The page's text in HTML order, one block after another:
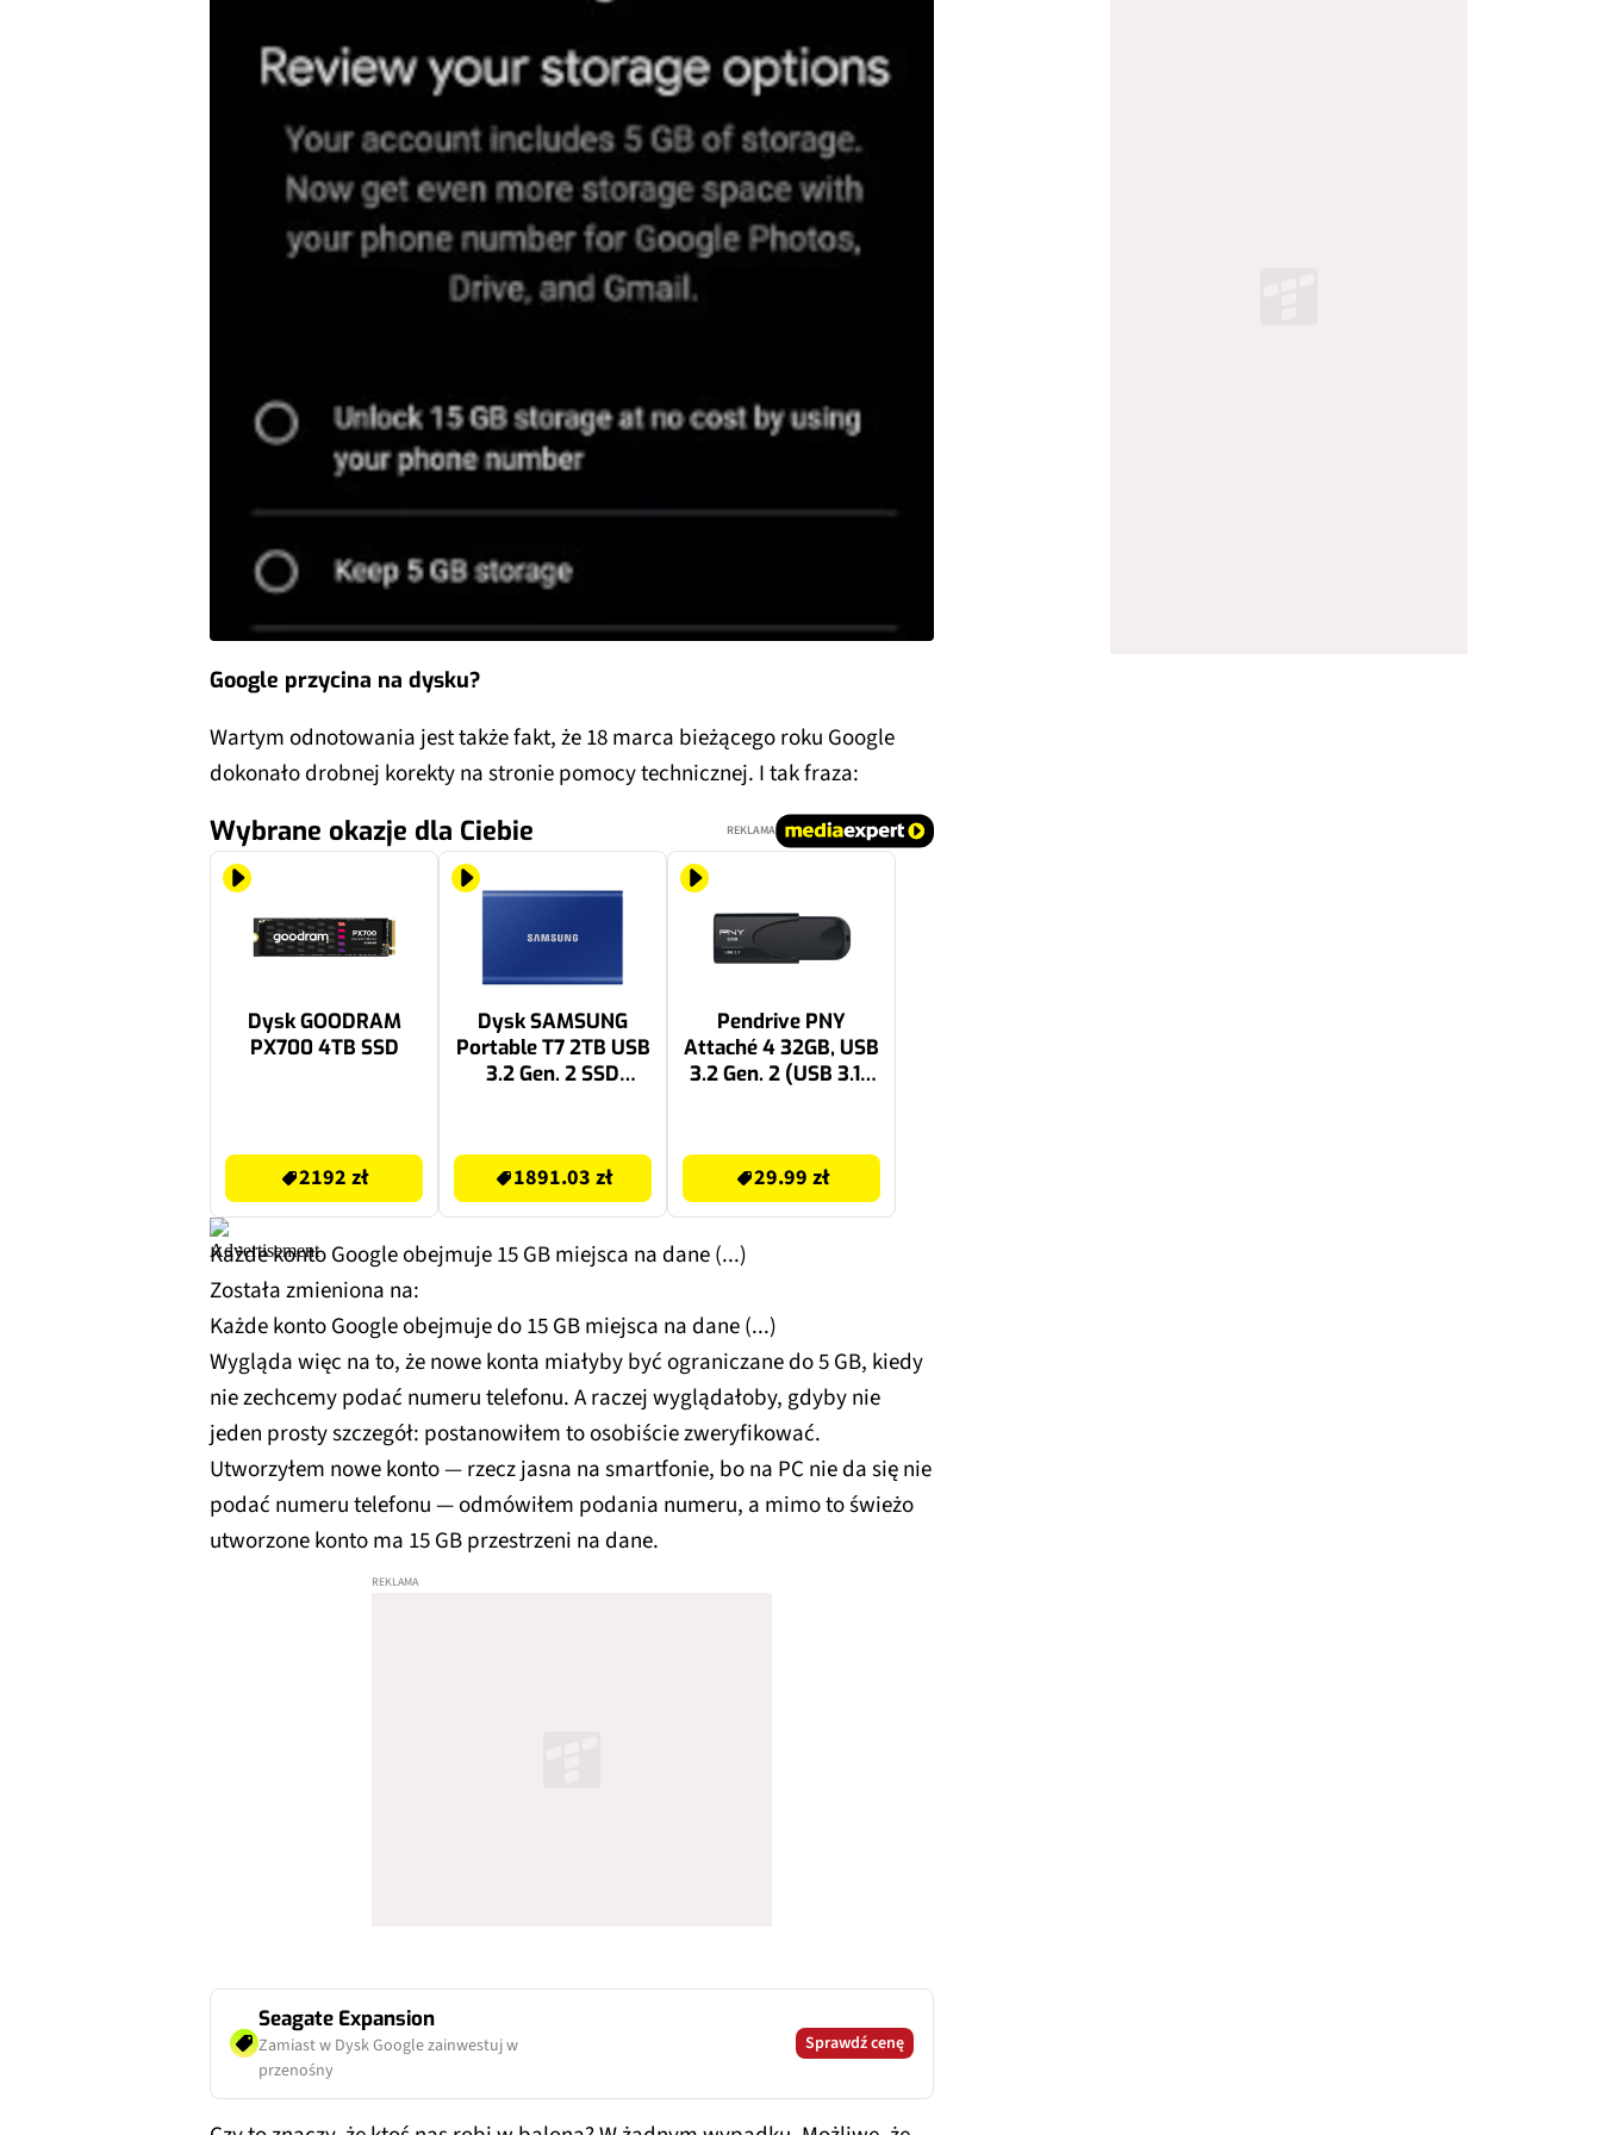
Google przycina na dysku?
Wartym odnotowania jest także fakt, że 18 marca bieżącego roku Google
dokonało drobnej korekty na stronie pomocy technicznej. I tak fraza:
Wybrane okazje dla Ciebie REKLAMA
Dysk GOODRAM
PX700 4TB SSD
2192 zł
Dysk SAMSUNG
Portable T7 2TB USB
3.2 Gen. 2 SSD
1891.03 zł
Pendrive PNY
Attaché 4 32GB, USB
3.2 Gen. 2 (USB 3.1),
Czarny
29.99 zł
Każde konto Google obejmuje 15 GB miejsca na dane (...)
Została zmieniona na:
Każde konto Google obejmuje do 15 GB miejsca na dane (...)
Wygląda więc na to, że nowe konta miałyby być ograniczane do 5 GB, kiedy
nie zechcemy podać numeru telefonu. A raczej wyglądałoby, gdyby nie
jeden prosty szczegół: postanowiłem to osobiście zweryfikować.
Utworzyłem nowe konto — rzecz jasna na smartfonie, bo na PC nie da się nie
podać numeru telefonu — odmówiłem podania numeru, a mimo to świeżo
utworzone konto ma 15 GB przestrzeni na dane.
Seagate Expansion
Zamiast w Dysk Google zainwestuj w
przenośny
Sprawdź cenę